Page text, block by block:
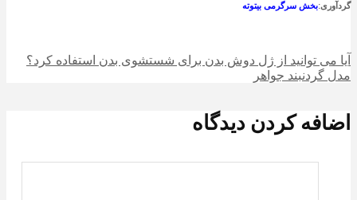
گردآوری:بخش سرگرمی بیتوته
آیا می توانید از ژل دوش بدن برای شستشوی بدن استفاده کرد؟
مدل گردنبند جواهر
اضافه کردن دیدگاه